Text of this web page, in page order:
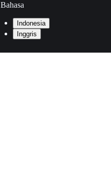
Bahasa
Indonesia
Inggris